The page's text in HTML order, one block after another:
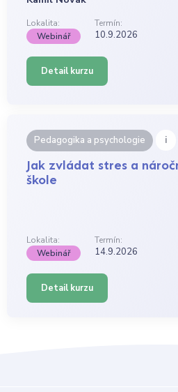
Lokalita:
Termín:
Webinář
10.9.2026
Detail kurzu
Pedagogika a psychologie i
Jak zvládat stres a
škole
Lokalita:
Termín:
Webinář
14.9.2026
Detail kurzu